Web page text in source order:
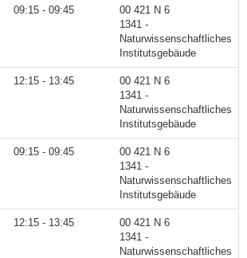
09:15 - 09:45
00 421 N 6
1341 -
Naturwissenschaftliches
Institutsgebäude
12:15 - 13:45
00 421 N 6
1341 -
Naturwissenschaftliches
Institutsgebäude
09:15 - 09:45
00 421 N 6
1341 -
Naturwissenschaftliches
Institutsgebäude
12:15 - 13:45
00 421 N 6
1341 -
Naturwissenschaftliches